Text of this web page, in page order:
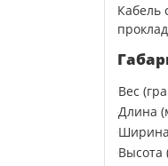
Кабель
Вес
Длина
Высота